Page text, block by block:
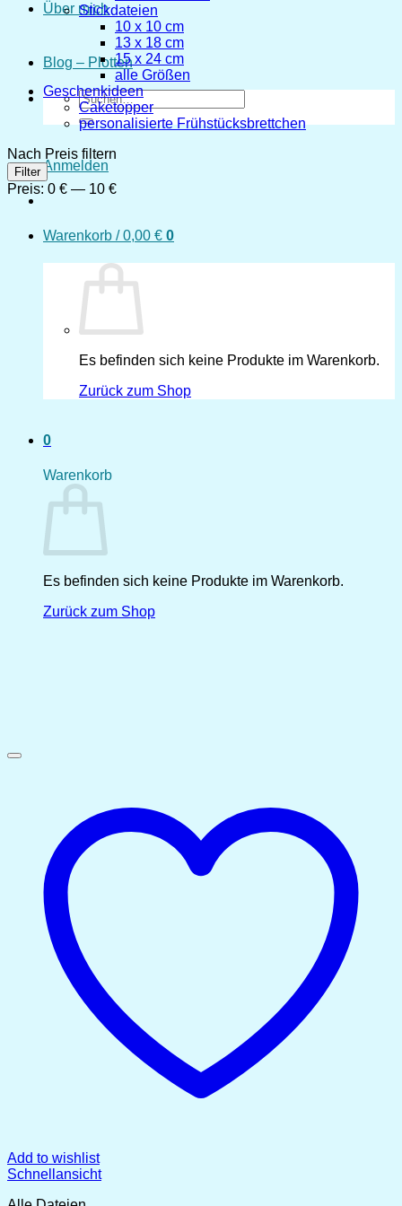
Über mich
Blog – Plotten
Suchen
nach:
Anmelden
Warenkorb /0,00 € 0
Es befinden sich keine Produkte im Warenkorb.
Zurück zum Shop
0
Warenkorb
Es befinden sich keine Produkte im Warenkorb.
Zurück zum Shop
Stickdateien
10 x 10 cm
13 x 18 cm
15 x 24 cm
alle Größen
Geschenkideen
Caketopper
personalisierte Frühstücksbrettchen
Nach Preis filtern
Min.
Preis
Max.
Preis
Filter
Preis: 0 € — 10 €
Add to wishlist
Schnellansicht